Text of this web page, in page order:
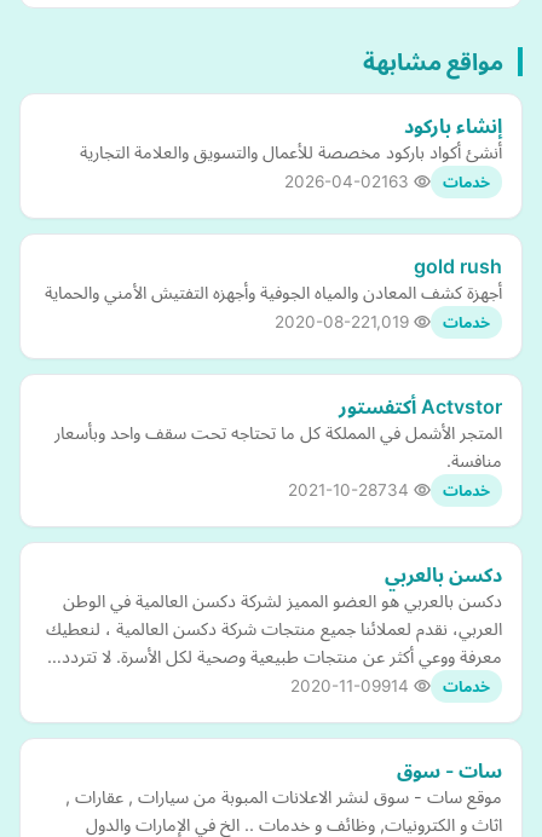
مواقع مشابهة
إنشاء باركود
أنشئ أكواد باركود مخصصة للأعمال والتسويق والعلامة التجارية
خدمات 2026-04-02
gold rush
أجهزة كشف المعادن والمياه الجوفية وأجهزه التفتيش الأمني والحماية
خدمات 2020-08-22
Actvstor أكتفستور
المتجر الأشمل في المملكة كل ما تحتاجه تحت سقف واحد وبأسعار
منافسة.
خدمات 2021-10-28
دكسن بالعربي
دكسن بالعربي هو العضو المميز لشركة دكسن العالمية في الوطن
العربي، نقدم لعملائنا جميع منتجات شركة دكسن العالمية ، لنعطيك
معرفة ووعي أكثر عن منتجات طبيعية وصحية لكل الأسرة. لا تتردد…
خدمات 2020-11-09
سات - سوق
موقع سات - سوق لنشر الاعلانات المبوبة من سيارات , عقارات ,
اثاث و الكترونيات, وظائف و خدمات .. الخ في الإمارات والدول